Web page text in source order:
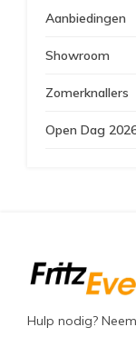
Aanbiedingen
Showroom
Zomerknallers
Open Dag
Hulp nodig?